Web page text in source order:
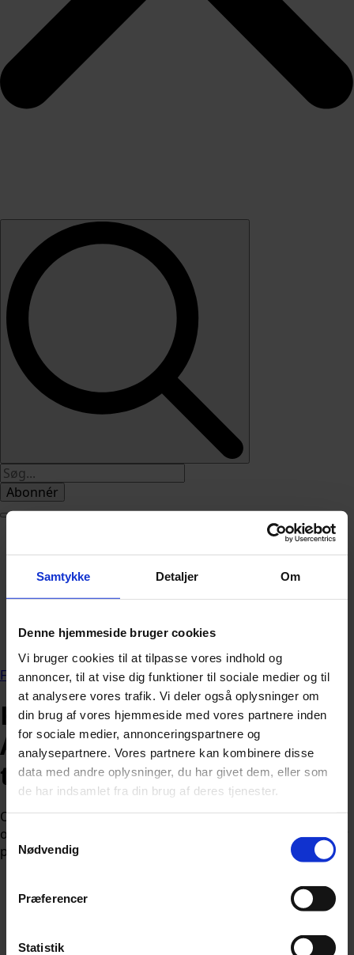
Samtykke Detaljer Om
Denne hjemmeside bruger cookies
Vi bruger cookies til at tilpasse vores indhold og
annoncer, til at vise dig funktioner til sociale medier og til
at analysere vores trafik. Vi deler også oplysninger om
din brug af vores hjemmeside med vores partnere inden
for sociale medier, annonceringspartnere og
analysepartnere. Vores partnere kan kombinere disse
data med andre oplysninger, du har givet dem, eller som
de har indsamlet fra din brug af deres tjenester.
Samtykkevalg
Nødvendig
Præferencer
Statistik
Abonnér
Politik
112
Sundhed
Økonomi
Forside»Nyheder
Kongehuset melder ud:
Aldrig har der været så stor
tilslutning
Over 112.000 danskere har tilmeldt sig årets Royal Run –
og kongefamilien skal nå at løbe i ikke færre end fem byer
på én dag.